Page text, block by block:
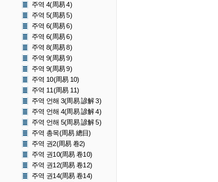
주역 4(周易 4)
주역 5(周易 5)
주역 6(周易 6)
주역 6(周易 6)
주역 8(周易 8)
주역 9(周易 9)
주역 9(周易 9)
주역 10(周易 10)
주역 11(周易 11)
주역 언해 3(周易 諺解 3)
주역 언해 4(周易 諺解 4)
주역 언해 5(周易 諺解 5)
주역 총목(周易 總目)
주역 권2(周易 卷2)
주역 권10(周易 卷10)
주역 권12(周易 卷12)
주역 권14(周易 卷14)